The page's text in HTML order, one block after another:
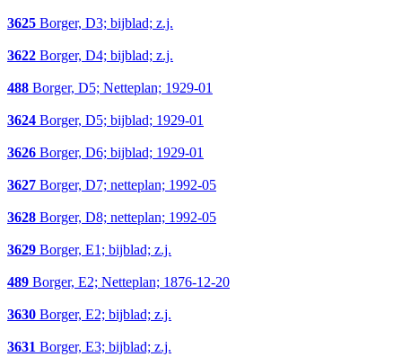
3625 Borger, D3; bijblad; z.j.
3622 Borger, D4; bijblad; z.j.
488 Borger, D5; Netteplan; 1929-01
3624 Borger, D5; bijblad; 1929-01
3626 Borger, D6; bijblad; 1929-01
3627 Borger, D7; netteplan; 1992-05
3628 Borger, D8; netteplan; 1992-05
3629 Borger, E1; bijblad; z.j.
489 Borger, E2; Netteplan; 1876-12-20
3630 Borger, E2; bijblad; z.j.
3631 Borger, E3; bijblad; z.j.